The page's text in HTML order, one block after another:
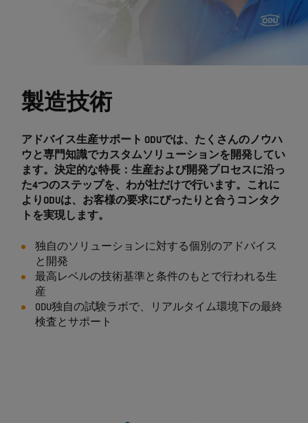
製造技術
アドバイス生産サポート ODUでは、たくさんのノウハ
ウと専門知識でカスタムソリューションを開発してい
ます。決定的な特長：生産および開発プロセスに沿っ
た4つのステップを、わが社だけで行います。これに
よりODUは、お客様の要求にぴったりと合うコンタク
トを実現します。
独自のソリューションに対する個別のアドバイス
と開発
最高レベルの技術基準と条件のもとで行われる生
産
ODU独自の試験ラボで、リアルタイム環境下の最終
検査とサポート